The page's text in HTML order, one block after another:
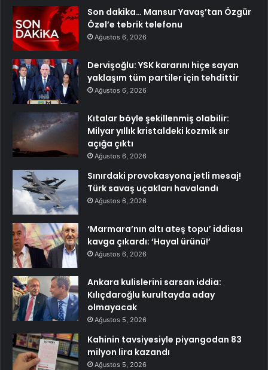
Son dakika… Mansur Yavaş’tan Özgür
Özel’e tebrik telefonu
Ağustos 6, 2026
Dervişoğlu: YSK kararını hiçe sayan
yaklaşım tüm partiler için tehdittir
Ağustos 6, 2026
Kıtalar böyle şekillenmiş olabilir:
Milyar yıllık kristaldeki kozmik sır
açığa çıktı
Ağustos 6, 2026
Sınırdaki provokasyona jetli mesaj!
Türk savaş uçakları havalandı
Ağustos 6, 2026
‘Marmara’nın altı ateş topu’ iddiası
kavga çıkardı: ‘Hayal ürünü!’
Ağustos 6, 2026
Ankara kulislerini sarsan iddia:
Kılıçdaroğlu kurultayda aday
olmayacak
Ağustos 5, 2026
Kahinin tavsiyesiyle piyangodan 83
milyon lira kazandı
Ağustos 5, 2026